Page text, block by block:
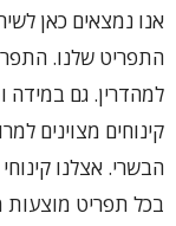
אנו נמצאים כאן
התפריט שלנו.
למהדרין. גם במידה
קינוחים מצוינים
הבשרי. אצלנו
בכל תפריט מוצעות